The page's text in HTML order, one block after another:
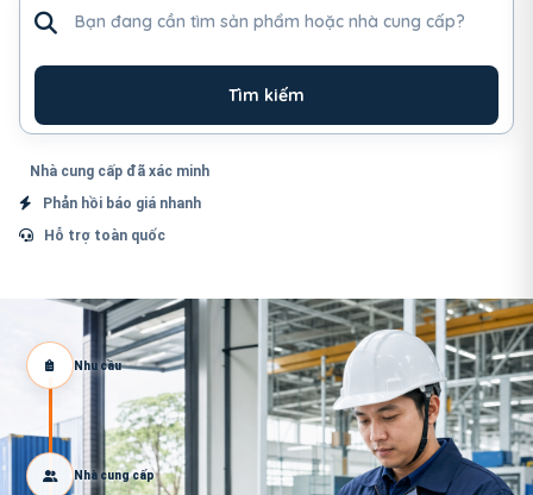
Tìm kiếm
Nhà cung cấp đã xác minh
Phản hồi báo giá nhanh
Hỗ trợ toàn quốc
Nhu cầu
Nhà cung cấp